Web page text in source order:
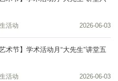
活动 2026-06-03
术节】学术活动月“大先生”讲堂五
活动 2026-06-03